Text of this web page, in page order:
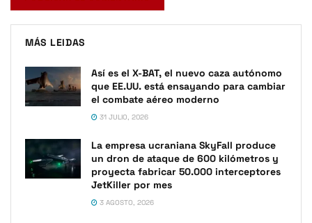
MÁS LEIDAS
Así es el X-BAT, el nuevo caza autónomo
que EE.UU. está ensayando para cambiar
el combate aéreo moderno
31 JULIO, 2026
La empresa ucraniana SkyFall produce
un dron de ataque de 600 kilómetros y
proyecta fabricar 50.000 interceptores
JetKiller por mes
3 AGOSTO, 2026